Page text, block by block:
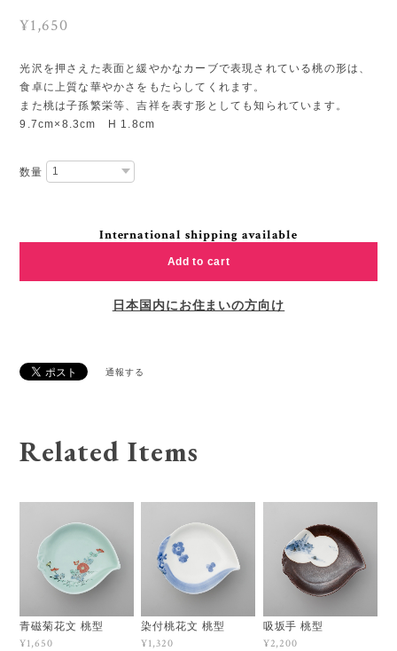
¥1,650
光沢を押さえた表面と緩やかなカーブで表現されている桃の形は、
食卓に上質な華やかさをもたらしてくれます。
また桃は子孫繁栄等、吉祥を表す形としても知られています。
9.7cm×8.3cm H 1.8cm
数量
International shipping available
Add to cart
日本国内にお住まいの方向け
通報する
Related Items
青磁菊花文 桃型
¥1,650
染付桃花文 桃型
¥1,320
吸坂手 桃型
¥2,200